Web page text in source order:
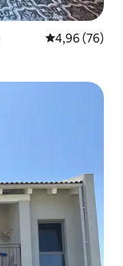
4,96 (76)